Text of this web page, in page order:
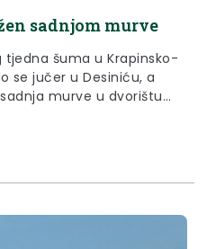
sadnjom murve
tjedna šuma u Krapinsko-
se jučer u Desiniću, a
murve u dvorištu